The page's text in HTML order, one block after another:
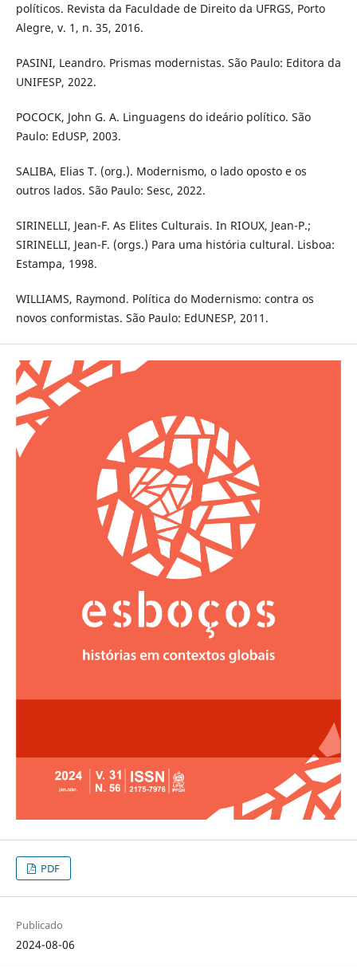
políticos. Revista da Faculdade de Direito da UFRGS, Porto
Alegre, v. 1, n. 35, 2016.
PASINI, Leandro. Prismas modernistas. São Paulo: Editora da
UNIFESP, 2022.
POCOCK, John G. A. Linguagens do ideário político. São
Paulo: EdUSP, 2003.
SALIBA, Elias T. (org.). Modernismo, o lado oposto e os
outros lados. São Paulo: Sesc, 2022.
SIRINELLI, Jean-F. As Elites Culturais. In RIOUX, Jean-P.;
SIRINELLI, Jean-F. (orgs.) Para uma história cultural. Lisboa:
Estampa, 1998.
WILLIAMS, Raymond. Política do Modernismo: contra os
novos conformistas. São Paulo: EdUNESP, 2011.
PDF
Publicado
2024-08-06